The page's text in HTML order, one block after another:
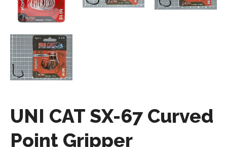
UNI CAT SX-67 Curved
Point Gripper